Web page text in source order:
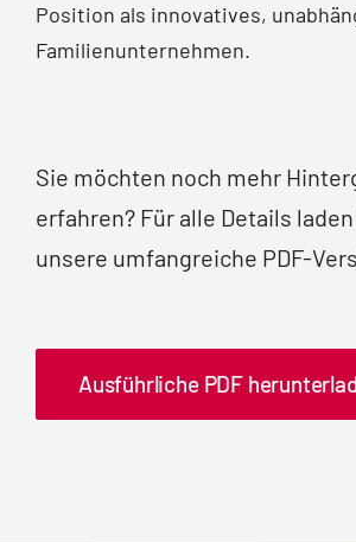
Position als innovatives,
Familienunternehmen.
Sie möchten noch mehr
erfahren? Für alle Details
unsere umfangreiche PDF-
Ausführliche PDF